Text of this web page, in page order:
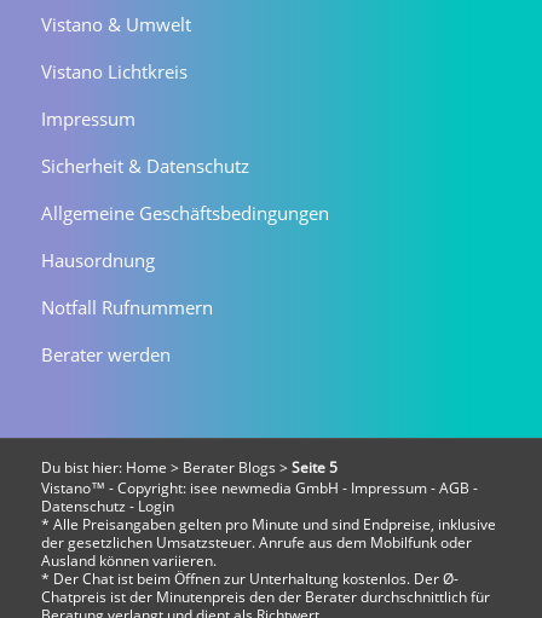
Vistano & Umwelt
Vistano Lichtkreis
Impressum
Sicherheit & Datenschutz
Allgemeine Geschäftsbedingungen
Hausordnung
Notfall Rufnummern
Berater werden
Du bist hier: Home > Berater Blogs > Seite 5
Vistano™ - Copyright: isee newmedia GmbH - Impressum-AGB -
Datenschutz - Login
* Alle Preisangaben gelten pro Minute und sind Endpreise, inklusive
der gesetzlichen Umsatzsteuer. Anrufe aus dem Mobilfunk oder
Ausland können variieren.
* Der Chat ist beim Öffnen zur Unterhaltung kostenlos. Der Ø-
Chatpreis ist der Minutenpreis den der Berater durchschnittlich für